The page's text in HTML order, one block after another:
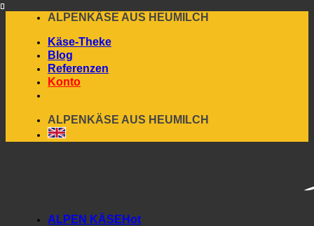
content
ALPENKÄSE AUS HEUMILCH
Käse-Theke
Blog
Referenzen
Konto
ALPENKÄSE AUS HEUMILCH
ALPEN KÄSE